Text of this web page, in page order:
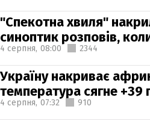
"Спекотна хвиля"
синоптик розповів,
4 серпня, 08:00 2344
Україну накриває
температура сягне +39
4 серпня, 07:32 910